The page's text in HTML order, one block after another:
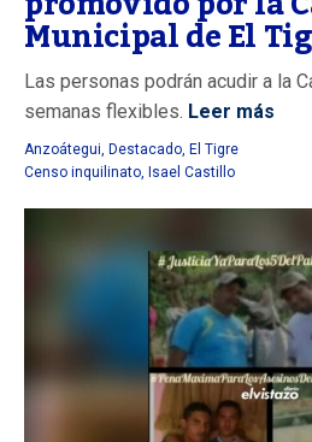
Municipal de El
Las personas podrán acudir a la
semanas flexibles. Leer más
Anzoátegui, Destacado, El Tigre
Censo inquilinato, Isael Castillo